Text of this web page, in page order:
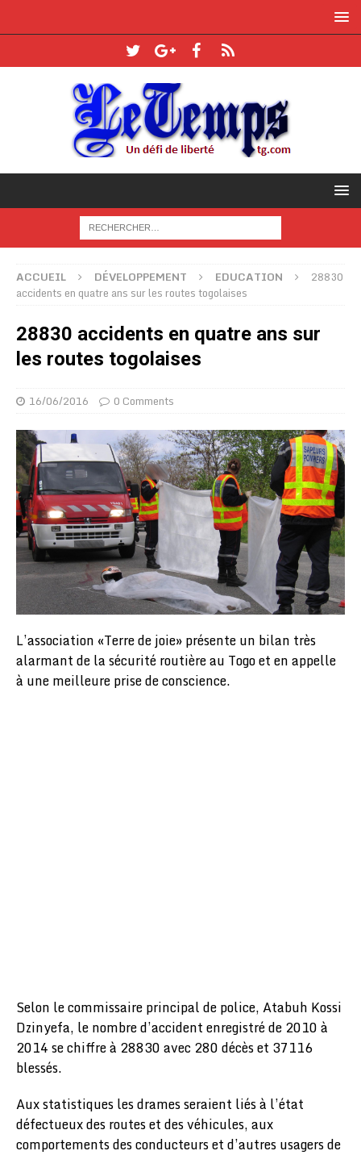
ACCUEIL DÉVELOPPEMENT EDUCATION
28830
accidents en quatre ans sur les routes togolaises
28830 accidents en quatre ans sur
les routes togolaises
16/06/2016 0 Comments
L’association «Terre de joie» présente un bilan très
alarmant de la sécurité routière au Togo et en appelle
à une meilleure prise de conscience.
Selon le commissaire principal de police, Atabuh Kossi
Dzinyefa, le nombre d’accident enregistré de 2010 à
2014 se chiffre à 28830 avec 280 décès et 37116
blessés.
Aux statistiques les drames seraient liés à l’état
défectueux des routes et des véhicules, aux
comportements des conducteurs et d’autres usagers de